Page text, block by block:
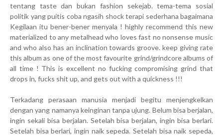
tentang taste dan bukan fashion sekejab. tema-tema sosial
politik yang puitis coba ngasih shock terapi sederhana bagaimana
Kegilaan itu bener-bener menyala ! highly recommend this new
materialized to any metalhead who loves fast no nonsense music
and who also has an inclination towards groove. keep giving rate
this album as one of the most favourite grind/grindcore albums of
all time ! This is excellent no fucking compromising grind that
drops in, fucks shit up, and gets out with a quickness !!!
Terkadang perasaan manusia menjadi begitu menjengkelkan
dengan yang namanya keinginan tanpa ujung. Belum bisa berjalan,
ingin sekali bisa berjalan. Setelah bisa berjalan, ingin bisa berlari.
Setelah bisa berlari, ingin naik sepeda. Setelah bisa naik sepeda,